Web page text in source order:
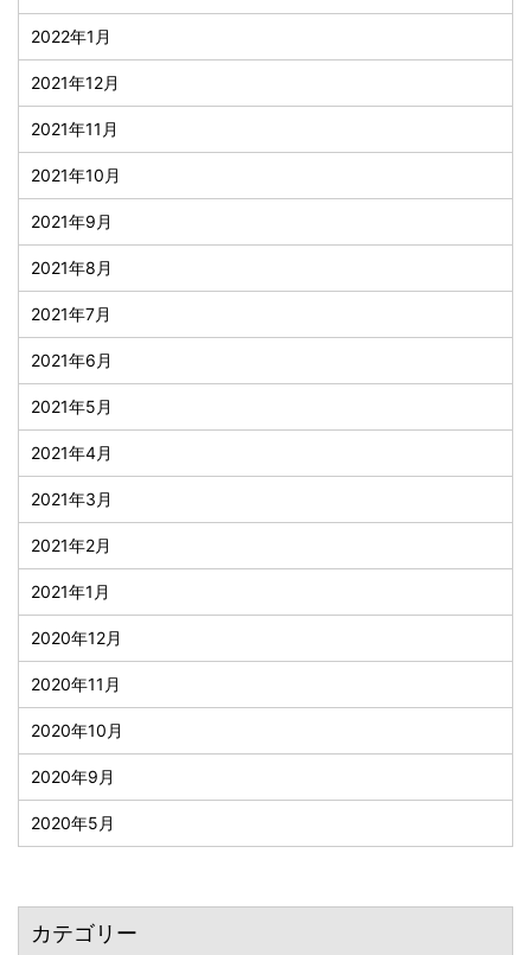
2022年1月
2021年12月
2021年11月
2021年10月
2021年9月
2021年8月
2021年7月
2021年6月
2021年5月
2021年4月
2021年3月
2021年2月
2021年1月
2020年12月
2020年11月
2020年10月
2020年9月
2020年5月
カテゴリー